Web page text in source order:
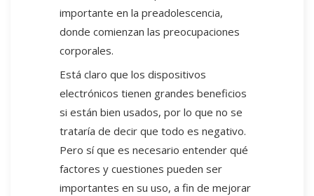
importante en la preadolescencia,
donde comienzan las preocupaciones
corporales.
Está claro que los dispositivos
electrónicos tienen grandes beneficios
si están bien usados, por lo que no se
trataría de decir que todo es negativo.
Pero sí que es necesario entender qué
factores y cuestiones pueden ser
importantes en su uso, a fin de mejorar